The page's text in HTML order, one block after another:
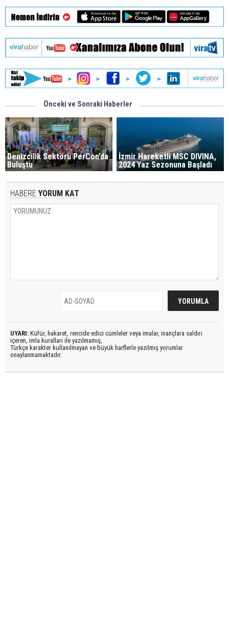
Önceki ve Sonraki Haberler
Denizcilik Sektörü PerCon’da
Buluştu
İzmir Hareketli MSC DIVINA,
2024 Yaz Sezonuna Başladı
HABERE YORUM KAT
UYARI: Küfür, hakaret, rencide edici cümleler veya imalar, inançlara saldırı
içeren, imla kuralları ile yazılmamış,
Türkçe karakter kullanılmayan ve büyük harflerle yazılmış yorumlar
onaylanmamaktadır.